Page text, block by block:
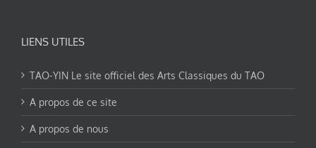
LIENS UTILES
TAO-YIN Le site officiel des Arts Classiques du TAO
A propos de ce site
A propos de nous